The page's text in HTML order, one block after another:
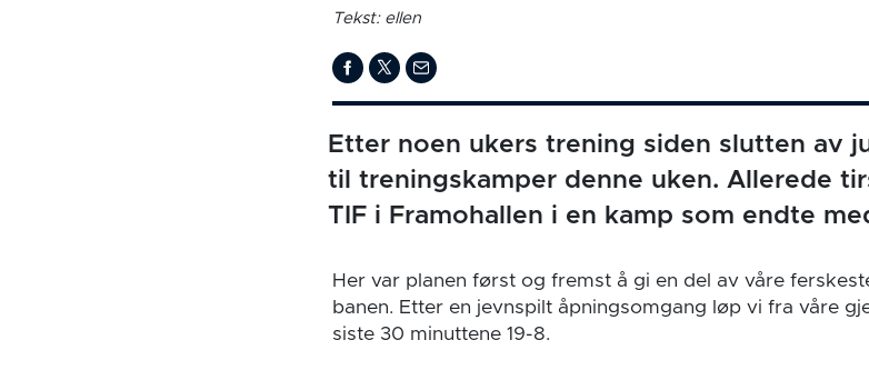
Tekst: ellen
Etter noen ukers trening siden slutten av
til treningskamper denne uken. Allerede
TIF i Framohallen i en kamp som endte
Her var planen først og fremst å gi en del av våre
banen. Etter en jevnspilt åpningsomgang løp vi fra våre
siste 30 minuttene 19-8.